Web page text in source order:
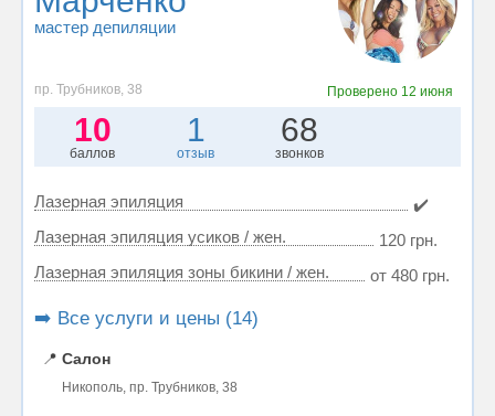
мастер депиляции
пр. Трубников, 38 Проверено 12 июня
10
баллов
1
отзыв
68
звонков
Лазерная эпиляция
✔️
Лазерная эпиляция усиков / жен.
120 грн.
Лазерная эпиляция зоны бикини / жен.
от 480 грн.
➡️ Все услуги и цены (14)
📍 Салон
Никополь, пр. Трубников, 38